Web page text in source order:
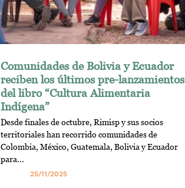
Comunidades de Bolivia y Ecuador
reciben los últimos pre-lanzamientos
del libro “Cultura Alimentaria
Indígena”
Desde finales de octubre, Rimisp y sus socios
territoriales han recorrido comunidades de
Colombia, México, Guatemala, Bolivia y Ecuador
para...
25/11/2025